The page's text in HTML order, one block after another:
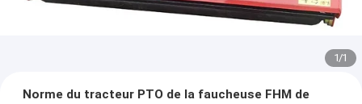
1/1
Norme du tracteur PTO de la faucheuse FHM de